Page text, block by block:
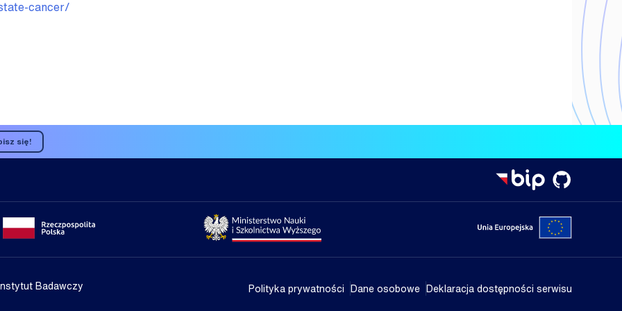
cancer/
się!
Portal gov.pl Strona Ministerstwa Nauki i Szkolnictwa Wyższego Portal Unii
Badawczy Polityka prywatności Dane osobowe Deklaracja dostępności serwisu